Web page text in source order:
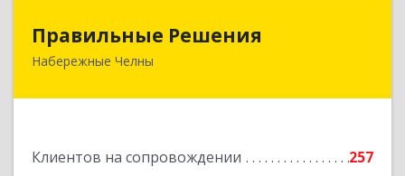
Правильные Решения
Набережные Челны
Клиентов на сопровождении
257
423832, Татарстан Респ, Набережные Челны г,